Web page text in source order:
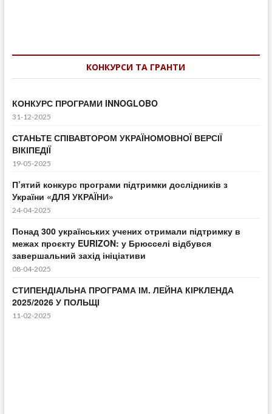
КОНКУРСИ ТА ГРАНТИ
КОНКУРС ПРОГРАМИ INNOGLOBO
31-12-2025
СТАНЬТЕ СПІВАВТОРОМ УКРАЇНОМОВНОЇ ВЕРСІЇ
ВІКІПЕДІЇ
19-05-2025
П’ятий конкурс програми підтримки дослідників з
України «ДЛЯ УКРАЇНИ»
24-04-2025
Понад 300 українських учених отримали підтримку в
межах проєкту EURIZON: у Брюсселі відбувся
завершальний захід ініціативи
08-04-2025
СТИПЕНДІАЛЬНА ПРОГРАМА ІМ. ЛЕЙНА КІРКЛЕНДА
2025/2026 У ПОЛЬЩІ
11-02-2025